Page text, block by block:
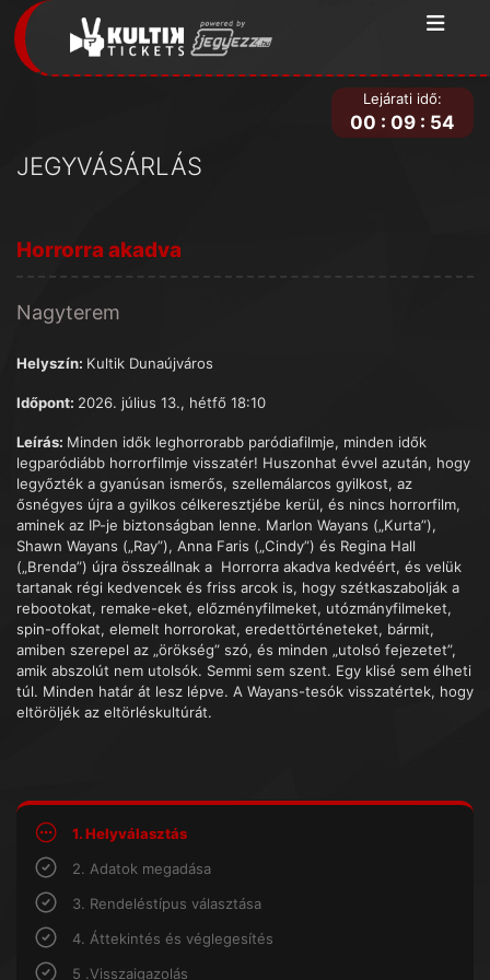
JEGYVÁSÁRLÁS
Lejárati idő:
00 : 09 : 54
Horrorra akadva
Nagyterem
Helyszín: Kultik Dunaújváros
Időpont: 2026. július 13., hétfő 18:10
Leírás: Minden idők leghorrorabb paródiafilmje, minden idők
legparódiább horrorfilmje visszatér! Huszonhat évvel azután, hogy
legyőzték a gyanúsan ismerős, szellemálarcos gyilkost, az
ősnégyes újra a gyilkos célkeresztjébe kerül, és nincs horrorfilm,
aminek az IP-je biztonságban lenne. Marlon Wayans („Kurta”),
Shawn Wayans („Ray”), Anna Faris („Cindy”) és Regina Hall
(„Brenda”) újra összeállnak a Horrorra akadva kedvéért, és velük
tartanak régi kedvencek és friss arcok is, hogy szétkaszabolják a
rebootokat, remake-eket, előzményfilmeket, utózmányfilmeket,
spin-offokat, elemelt horrorokat, eredettörténeteket, bármit,
amiben szerepel az „örökség” szó, és minden „utolsó fejezetet”,
amik abszolút nem utolsók. Semmi sem szent. Egy klisé sem élheti
túl. Minden határ át lesz lépve. A Wayans-tesók visszatértek, hogy
eltöröljék az eltörléskultúrát.
1. Helyválasztás
2. Adatok megadása
3. Rendeléstípus választása
4. Áttekintés és véglegesítés
5 .Visszaigazolás